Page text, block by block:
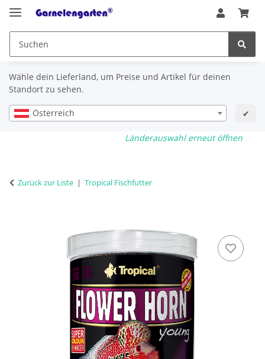
Wähle dein Lieferland, um Preise und Artikel für deinen
Standort zu sehen.
Österreich ✔
Länderauswahl erneut öffnen
Zurück zur Liste Tropical Fischfutter